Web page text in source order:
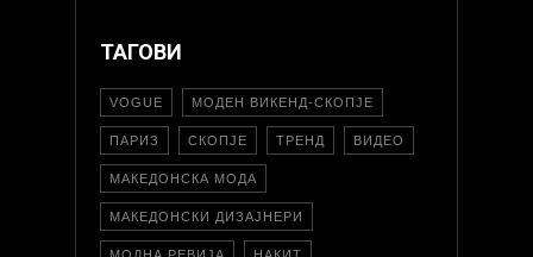
ТАГОВИ
VOGUE МОДЕН ВИКЕНД-СКОПЈЕ
ПАРИЗ СКОПЈЕ ТРЕНД ВИДЕО
МАКЕДОНСКА МОДА
МАКЕДОНСКИ ДИЗАЈНЕРИ